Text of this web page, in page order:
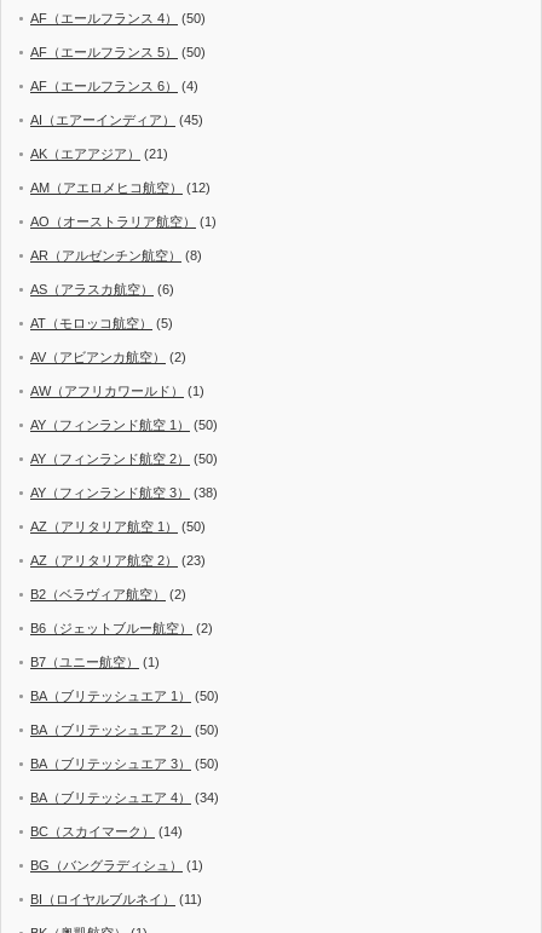
AF（エールフランス 4） (50)
AF（エールフランス 5） (50)
AF（エールフランス 6） (4)
AI（エアーインディア） (45)
AK（エアアジア） (21)
AM（アエロメヒコ航空） (12)
AO（オーストラリア航空） (1)
AR（アルゼンチン航空） (8)
AS（アラスカ航空） (6)
AT（モロッコ航空） (5)
AV（アビアンカ航空） (2)
AW（アフリカワールド） (1)
AY（フィンランド航空 1） (50)
AY（フィンランド航空 2） (50)
AY（フィンランド航空 3） (38)
AZ（アリタリア航空 1） (50)
AZ（アリタリア航空 2） (23)
B2（ベラヴィア航空） (2)
B6（ジェットブルー航空） (2)
B7（ユニー航空） (1)
BA（ブリテッシュエア 1） (50)
BA（ブリテッシュエア 2） (50)
BA（ブリテッシュエア 3） (50)
BA（ブリテッシュエア 4） (34)
BC（スカイマーク） (14)
BG（バングラディシュ） (1)
BI（ロイヤルブルネイ） (11)